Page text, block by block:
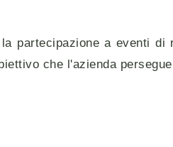
partecipazione a eventi di
che l'azienda